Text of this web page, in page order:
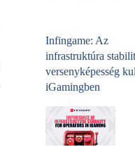
Infingame: Az
infrastruktúra
versenyképesség
iGamingben